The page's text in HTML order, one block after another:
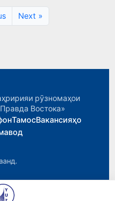
Next »
рӯзномаҳои
Востока»
ТамосВакансияҳо